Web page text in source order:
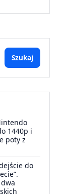
Szukaj
1440p i
poty z
do